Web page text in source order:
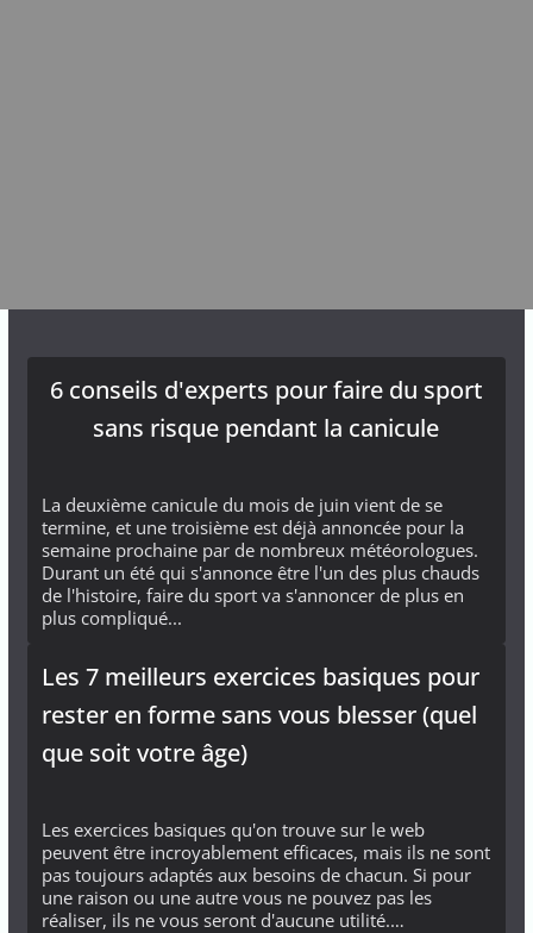
6 conseils d'experts pour faire du sport
sans risque pendant la canicule
La deuxième canicule du mois de juin vient de se
termine, et une troisième est déjà annoncée pour la
semaine prochaine par de nombreux météorologues.
Durant un été qui s'annonce être l'un des plus chauds
de l'histoire, faire du sport va s'annoncer de plus en
plus compliqué...
Les 7 meilleurs exercices basiques pour
rester en forme sans vous blesser (quel
que soit votre âge)
Les exercices basiques qu'on trouve sur le web
peuvent être incroyablement efficaces, mais ils ne sont
pas toujours adaptés aux besoins de chacun. Si pour
une raison ou une autre vous ne pouvez pas les
réaliser, ils ne vous seront d'aucune utilité.…